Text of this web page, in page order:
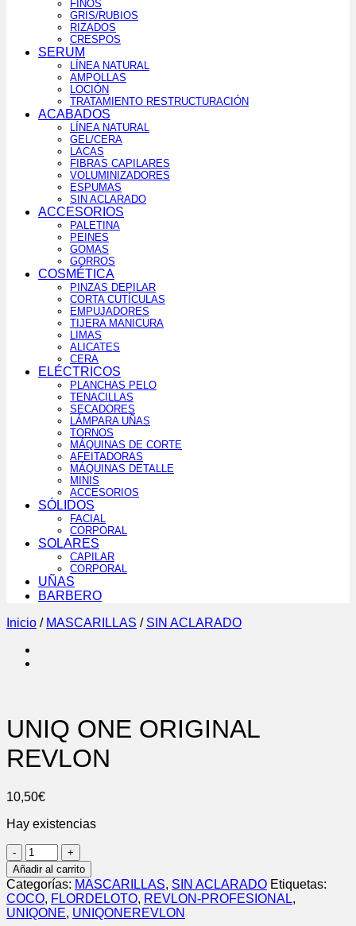
FINOS
GRIS/RUBIOS
RIZADOS
CRESPOS
SERUM
LÍNEA NATURAL
AMPOLLAS
LOCIÓN
TRATAMIENTO RESTRUCTURACIÓN
ACABADOS
LÍNEA NATURAL
GEL/CERA
LACAS
FIBRAS CAPILARES
VOLUMINIZADORES
ESPUMAS
SIN ACLARADO
ACCESORIOS
PALETINA
PEINES
GOMAS
GORROS
COSMÉTICA
PINZAS DEPILAR
CORTA CUTÍCULAS
EMPUJADORES
TIJERA MANICURA
LIMAS
ALICATES
CERA
ELÉCTRICOS
PLANCHAS PELO
TENACILLAS
SECADORES
LÁMPARA UÑAS
TORNOS
MÁQUINAS DE CORTE
AFEITADORAS
MÁQUINAS DETALLE
MINIS
ACCESORIOS
SÓLIDOS
FACIAL
CORPORAL
SOLARES
CAPILAR
CORPORAL
UÑAS
BARBERO
Inicio / MASCARILLAS / SIN ACLARADO
UNIQ ONE ORIGINAL
REVLON
10,50€
Hay existencias
UNIQ
ONE
ORIGINAL
REVLON
cantidad
Añadir al carrito
Categorías: MASCARILLAS, SIN ACLARADO Etiquetas:
COCO, FLORDELOTO, REVLON-PROFESIONAL,
UNIQONE, UNIQONEREVLON